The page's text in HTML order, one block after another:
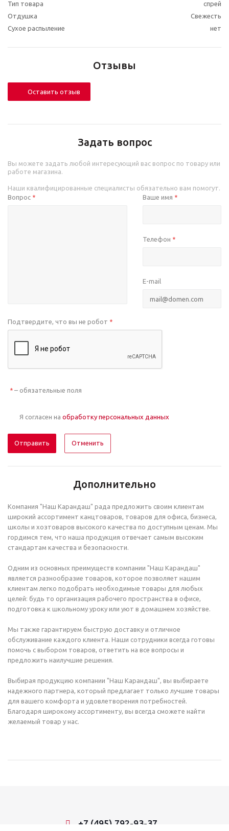
Тип товара
спрей
Отдушка
Свежесть
Сухое распыление
нет
Отзывы
Оставить отзыв
Задать вопрос
Вы можете задать любой интересующий вас вопрос по товару или
работе магазина.
Наши квалифицированные специалисты обязательно вам помогут.
Вопрос * Ваше имя *
Телефон *
E-mail
Подтвердите, что вы не робот *
* – обязательные поля
Я согласен на обработку персональных данных
Отменить
Дополнительно
Компания "Наш Карандаш" рада предложить своим клиентам
широкий ассортимент канцтоваров, товаров для офиса, бизнеса,
школы и хозтоваров высокого качества по доступным ценам. Мы
гордимся тем, что наша продукция отвечает самым высоким
стандартам качества и безопасности.
Одним из основных преимуществ компании "Наш Карандаш"
является разнообразие товаров, которое позволяет нашим
клиентам легко подобрать необходимые товары для любых
целей: будь то организация рабочего пространства в офисе,
подготовка к школьному уроку или уют в домашнем хозяйстве.
Мы также гарантируем быструю доставку и отличное
обслуживание каждого клиента. Наши сотрудники всегда готовы
помочь с выбором товаров, ответить на все вопросы и
предложить наилучшие решения.
Выбирая продукцию компании "Наш Карандаш", вы выбираете
надежного партнера, который предлагает только лучшие товары
для вашего комфорта и удовлетворения потребностей.
Благодаря широкому ассортименту, вы всегда сможете найти
желаемый товар у нас.
+7 (495) 792-93-37